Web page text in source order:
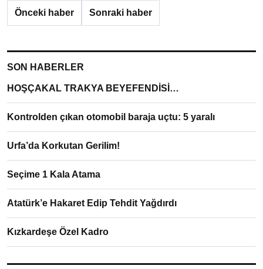
Önceki haber Sonraki haber
SON HABERLER
HOŞÇAKAL TRAKYA BEYEFENDİSİ…
Kontrolden çıkan otomobil baraja uçtu: 5 yaralı
Urfa’da Korkutan Gerilim!
Seçime 1 Kala Atama
Atatürk’e Hakaret Edip Tehdit Yağdırdı
Kızkardeşe Özel Kadro